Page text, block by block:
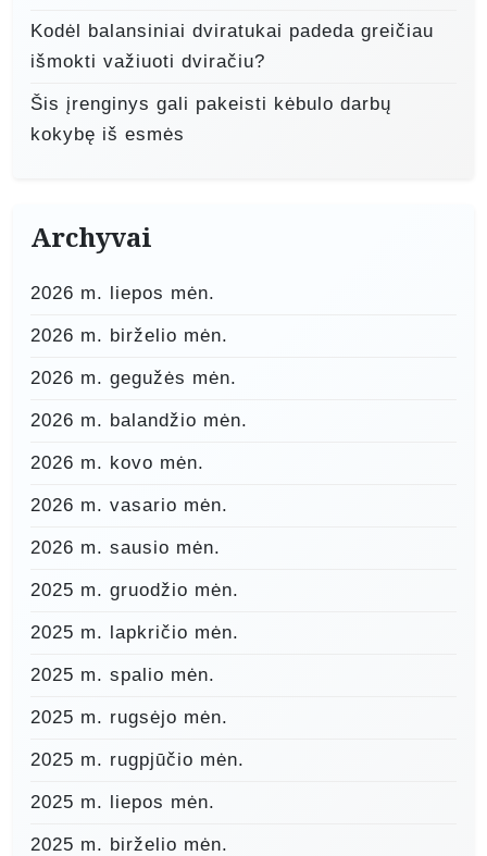
Kodėl balansiniai dviratukai padeda greičiau
išmokti važiuoti dviračiu?
Šis įrenginys gali pakeisti kėbulo darbų
kokybę iš esmės
Archyvai
2026 m. liepos mėn.
2026 m. birželio mėn.
2026 m. gegužės mėn.
2026 m. balandžio mėn.
2026 m. kovo mėn.
2026 m. vasario mėn.
2026 m. sausio mėn.
2025 m. gruodžio mėn.
2025 m. lapkričio mėn.
2025 m. spalio mėn.
2025 m. rugsėjo mėn.
2025 m. rugpjūčio mėn.
2025 m. liepos mėn.
2025 m. birželio mėn.